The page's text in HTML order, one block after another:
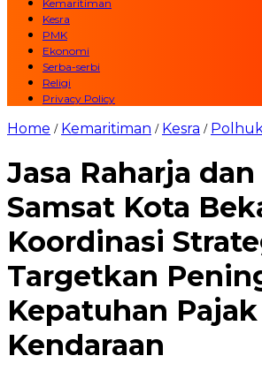
Kemaritiman
Kesra
PMK
Ekonomi
Serba-serbi
Religi
Privacy Policy
Home / Kemaritiman / Kesra /
Jasa Raharja
Samsat Kota
Koordinasi
Targetkan
Kepatuhan Pajak
Kendaraan